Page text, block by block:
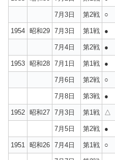
7月3日 第2戦 ○
1954 昭和29 7月3日 第1戦 ●
7月4日 第2戦 ●
1953 昭和28 7月1日 第1戦 ●
7月6日 第2戦 ○
7月8日 第3戦 ●
1952 昭和27 7月3日 第1戦 △
7月5日 第2戦 ●
1951 昭和26 7月4日 第1戦 ○